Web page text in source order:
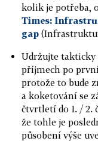
kolik je potřeba,
Times:
gap
Udržujte takticky
příjmech po
protože to bude
a koketování se
čtvrtletí do 1. / 2.
že tohle je
působení výše